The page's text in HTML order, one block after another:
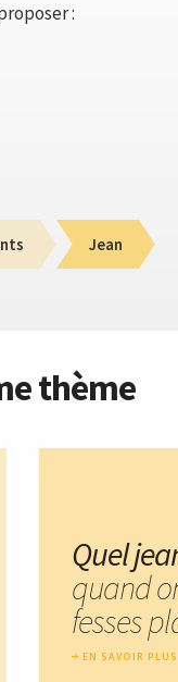
:
Jean
thème
Quel
quand
fesses
EN SAVOIR PLUS